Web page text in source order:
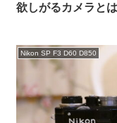
欲しがるカメラと
Nikon SP F3 D60 D850